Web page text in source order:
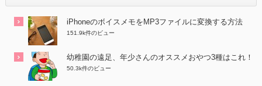
iPhoneのボイスメモをMP3ファイルに変換する方法
151.9k件のビュー
幼稚園の遠足、年少さんのオススメおやつ3種はこれ！
50.3k件のビュー